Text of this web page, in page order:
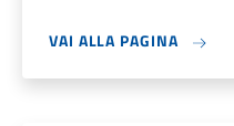
VAI ALLA PAGINA